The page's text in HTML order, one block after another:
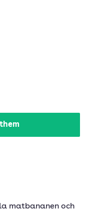
matbananen och